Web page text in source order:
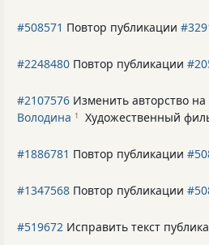
#508571 Повтор публикации
#2248480 Повтор публикации
#2107576 Изменить авторство
Володина 1 Художественный
#1886781 Повтор публикации
#1347568 Повтор публикации
#519672 Исправить текст